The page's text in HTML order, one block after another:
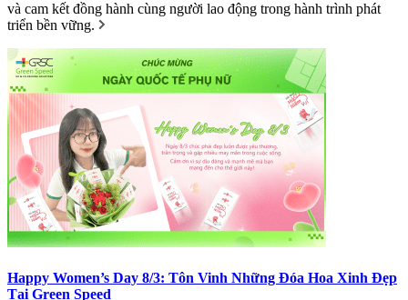
và cam kết đồng hành cùng người lao động trong hành trình phát
triển bền vững.
Happy Women’s Day 8/3: Tôn Vinh Những Đóa Hoa Xinh Đẹp
Tại Green Speed